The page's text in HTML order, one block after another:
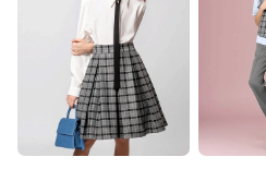
Создайте стильный образ
Ole!twice (артикул 7235039) и
Ole!twice (артикул 7225283).